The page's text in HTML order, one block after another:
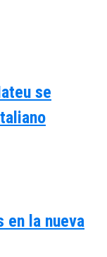
se
en la nueva